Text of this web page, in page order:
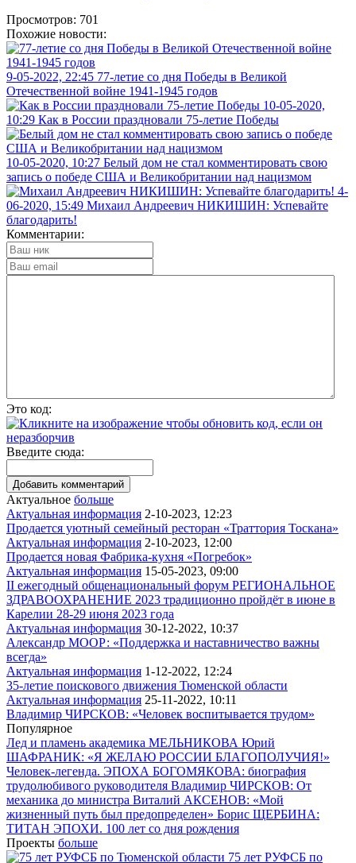
Просмотров: 701
Похожие новости:
9-05-2022, 22:45 77-летие со дня Победы в Великой
Отечественной войне 1941-1945 годов
10-05-2020,
10:29 Как в России праздновали 75-летие Победы
10-05-2020, 10:27 Белый дом не стал комментировать свою
запись о победе США и Великобритании над нацизмом
4-
06-2020, 15:49 Михаил Андреевич НИКИШИН: Успевайте
благодарить!
Комментарии:
Это код:
Введите сюда:
Актуальное больше
Актуальная информация 2-10-2023, 12:23
Продается уютный семейный ресторан «Траттория Тоскана»
Актуальная информация 2-10-2023, 12:00
Продается новая Фабрика-кухня «Погребок»
Актуальная информация 15-05-2023, 09:00
II ежегодный общенациональный форум РЕГИОНАЛЬНОЕ
ЗДРАВООХРАНЕНИЕ 2023 традиционно пройдёт в июне в
Карелии 28-29 июня 2023 года
Актуальная информация 30-12-2022, 10:37
Александр МООР: «Поддержка и наставничество важны
всегда»
Актуальная информация 1-12-2022, 12:24
35-летие поискового движения Тюменской области
Актуальная информация 25-11-2022, 10:11
Владимир ЧИРСКОВ: «Человек воспитывается трудом»
Популярное
Лед и пламень академика МЕЛЬНИКОВА Юрий
ШАФРАНИК: «Я ЖЕЛАЮ РОССИИ БЛАГОПОЛУЧИЯ!»
Человек-легенда. ЭПОХА БОГОМЯКОВА: биография
трудолюбивого руководителя Владимир ЧИРСКОВ: От
механика до министра Виталий АКСЕНОВ: «Мой
жизненный путь был предопределен» Борис ЩЕРБИНА:
ТИТАН ЭПОХИ. 100 лет со дня рождения
Проекты больше
75 лет РУФСБ по